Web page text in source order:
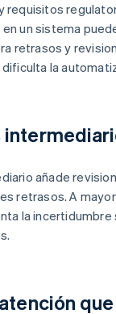
requisitos
un sistema
retrasos y
la
añade
retrasos. A
la incertidumbre